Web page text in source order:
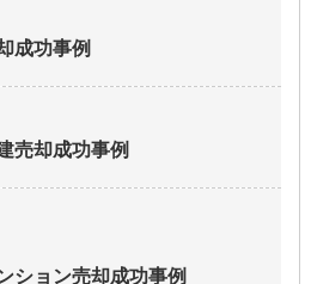
成功事例
売却成功事例
ション売却成功事例